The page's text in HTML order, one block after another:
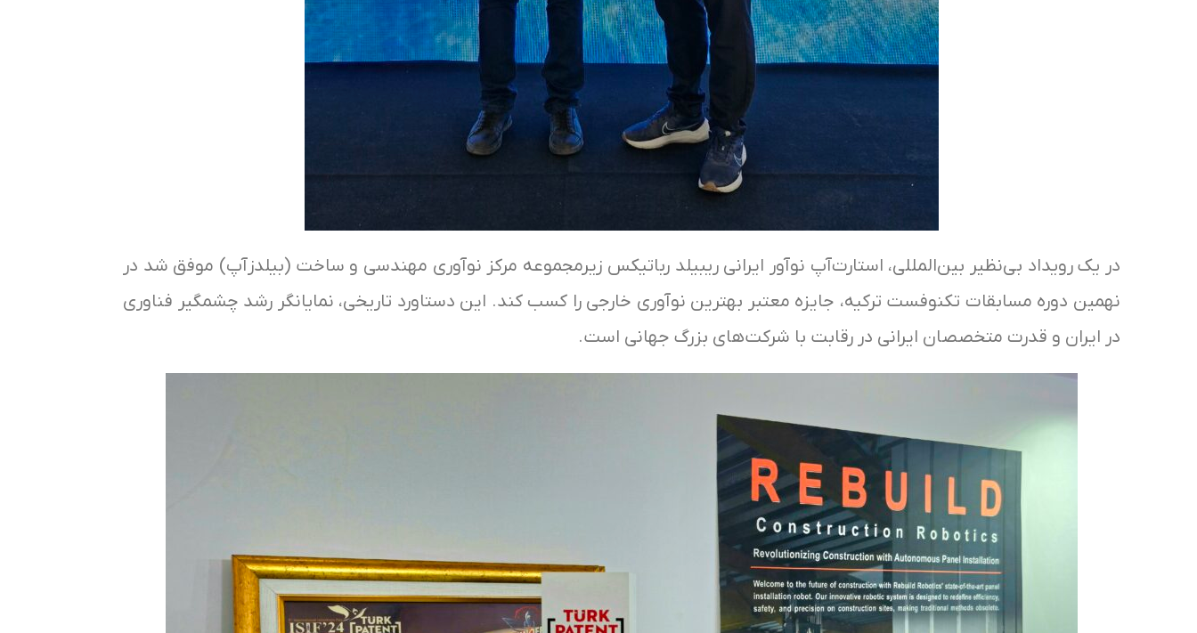
در یک رویداد بی‌نظیر بین‌المللی، استارت‌آپ نوآور ایرانی ریبیلد رباتیکس زیرمجموعه مرکز نوآوری مهندسی و ساخت (بیلدزآپ) موفق شد در
نهمین دوره مسابقات تکنوفست ترکیه، جایزه معتبر بهترین نوآوری خارجی را کسب کند. این دستاورد تاریخی، نمایانگر رشد چشمگیر فناوری
در ایران و قدرت متخصصان ایرانی در رقابت با شرکت‌های بزرگ جهانی است.